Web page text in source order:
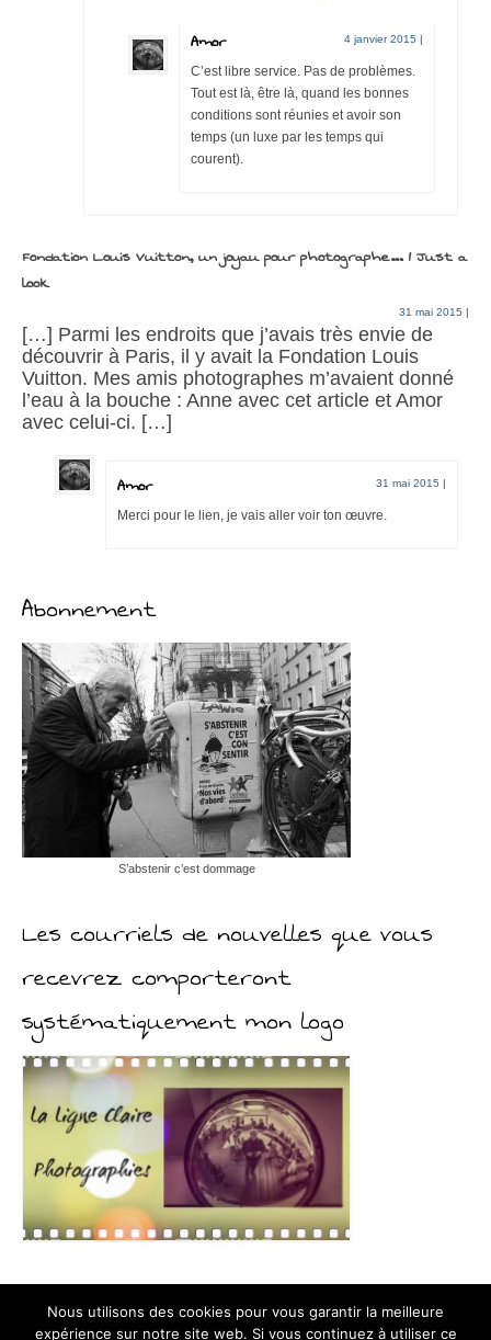
Amor 4 janvier 2015 |
C’est libre service. Pas de problèmes.
Tout est là, être là, quand les bonnes
conditions sont réunies et avoir son
temps (un luxe par les temps qui
courent).
Fondation Louis Vuitton, un joyau pour photographe… | Just a
look
31 mai 2015 |
[…] Parmi les endroits que j’avais très envie de
découvrir à Paris, il y avait la Fondation Louis
Vuitton. Mes amis photographes m’avaient donné
l’eau à la bouche : Anne avec cet article et Amor
avec celui-ci. […]
Amor 31 mai 2015 |
Merci pour le lien, je vais aller voir ton œuvre.
Abonnement
S’abstenir c’est dommage
Les courriels de nouvelles que vous
recevrez comporteront
systématiquement mon logo
Nous utilisons des cookies pour vous garantir la meilleure
expérience sur notre site web. Si vous continuez à utiliser ce